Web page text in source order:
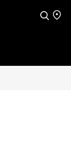
検索 店舗